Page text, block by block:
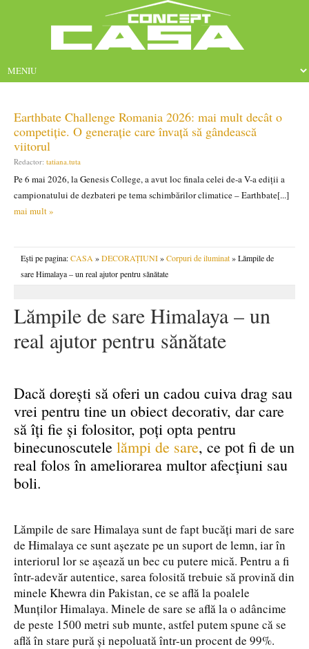
Earthbate Challenge Romania 2026: mai mult decât o
competiție. O generație care învață să gândească
viitorul
Redactor: tatiana.tuta
Pe 6 mai 2026, la Genesis College, a avut loc finala celei de-a V-a ediții a
campionatului de dezbateri pe tema schimbărilor climatice – Earthbate[...]
mai mult »
Ești pe pagina:CASA »DECORAȚIUNI»Corpuri de iluminat» Lămpile de
sare Himalaya – un real ajutor pentru sănătate
Lămpile de sare Himalaya – un
real ajutor pentru sănătate
Dacă dorești să oferi un cadou cuiva drag sau
vrei pentru tine un obiect decorativ, dar care
să îți fie și folositor, poți opta pentru
binecunoscutele lămpi de sare, ce pot fi de un
real folos în ameliorarea multor afecțiuni sau
boli.
Lămpile de sare Himalaya sunt de fapt bucăți mari de sare
de Himalaya ce sunt așezate pe un suport de lemn, iar în
interiorul lor se așează un bec cu putere mică. Pentru a fi
într-adevăr autentice, sarea folosită trebuie să provină din
minele Khewra din Pakistan, ce se află la poalele
Munților Himalaya. Minele de sare se află la o adâncime
de peste 1500 metri sub munte, astfel putem spune că se
află în stare pură și nepoluată într-un procent de 99%.